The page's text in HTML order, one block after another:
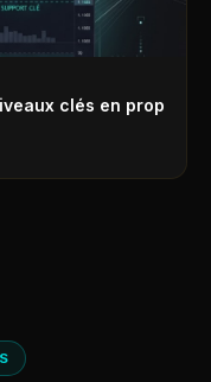
clés en prop